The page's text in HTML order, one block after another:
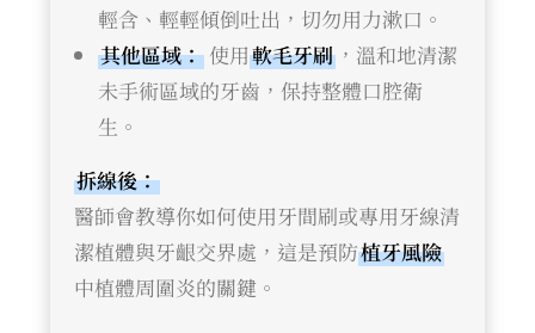
輕含、輕輕傾倒吐出，切勿用力漱口。
其他區域： 使用軟毛牙刷 ，溫和地清潔
未手術區域的牙齒，保持整體口腔衛
生。
拆線後：
醫師會教導你如何使用牙間刷或專用牙線清
潔植體與牙齦交界處，這是預防植牙風險
中植體周圍炎的關鍵。